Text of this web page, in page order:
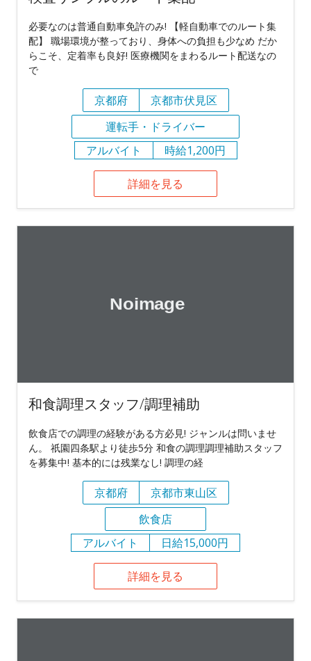
必要なのは普通自動車免許のみ! 【軽自動車でのルート集
配】 職場環境が整っており、身体への負担も少なめ だか
らこそ、定着率も良好! 医療機関をまわるルート配送なの
で
京都府
京都市伏見区
運転手・ドライバー
アルバイト
時給1,200円
詳細を見る
和食調理スタッフ/調理補助
飲食店での調理の経験がある方必見! ジャンルは問いませ
ん。 祇園四条駅より徒歩5分 和食の調理調理補助スタッフ
を募集中! 基本的には残業なし! 調理の経
京都府
京都市東山区
飲食店
アルバイト
日給15,000円
詳細を見る